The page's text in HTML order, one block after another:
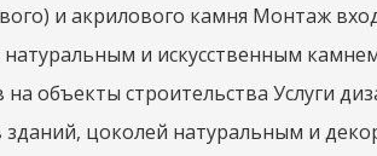
и акрилового камня Монтаж
и искусственным
на объекты строительства Услуги
зданий, цоколей натуральным и